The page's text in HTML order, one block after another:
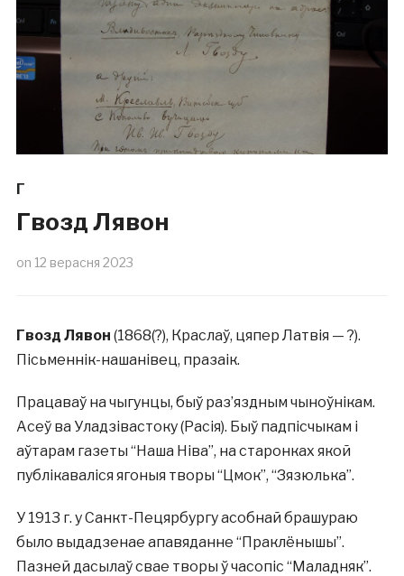
Г
Гвозд Лявон
on 12 верасня 2023
Гвозд Лявон (1868(?), Краслаў, цяпер Латвія — ?).
Пісьменнік-нашанівец, празаік.
Працаваў на чыгунцы, быў раз’яздным чыноўнікам.
Асеў ва Уладзівастоку (Расія). Быў падпісчыкам і
аўтарам газеты “Наша Ніва”, на старонках якой
публікаваліся ягоныя творы “Цмок”, “Зязюлька”.
У 1913 г. у Санкт-Пецярбургу асобнай брашураю
было выдадзенае апавяданне “Праклёнышы”.
Пазней дасылаў свае творы ў часопіс “Маладняк”.